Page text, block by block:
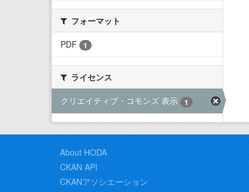
フォーマット
PDF
1
ライセンス
クリエイティブ・コモンズ 表示
1
About HODA
CKAN API
CKANアソシエーション